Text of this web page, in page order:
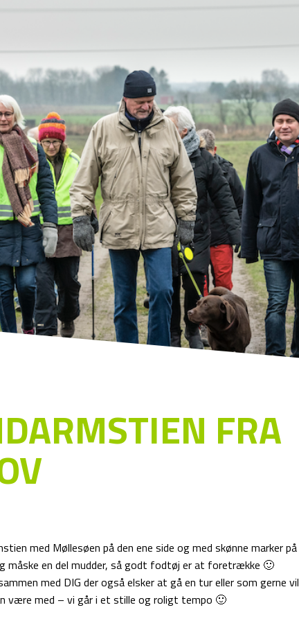
FRA
med Møllesøen på den ene side og med skønne marker på
måske en del mudder, så godt fodtøj er at foretrække 🙂
med DIG der også elsker at gå en tur eller som gerne vil
være med – vi går i et stille og roligt tempo 🙂